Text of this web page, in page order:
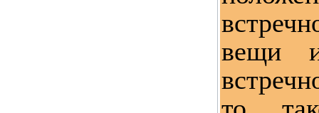
вещи